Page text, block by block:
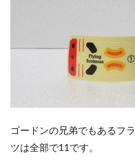
ゴードンの兄弟でもあるフ
ツは全部で11です。